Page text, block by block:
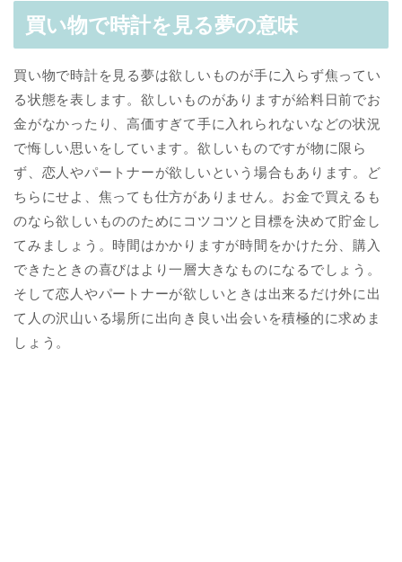
買い物で時計を見る夢の意味
買い物で時計を見る夢は欲しいものが手に入らず焦ってい
る状態を表します。欲しいものがありますが給料日前でお
金がなかったり、高価すぎて手に入れられないなどの状況
で悔しい思いをしています。欲しいものですが物に限ら
ず、恋人やパートナーが欲しいという場合もあります。ど
ちらにせよ、焦っても仕方がありません。お金で買えるも
のなら欲しいもののためにコツコツと目標を決めて貯金し
てみましょう。時間はかかりますが時間をかけた分、購入
できたときの喜びはより一層大きなものになるでしょう。
そして恋人やパートナーが欲しいときは出来るだけ外に出
て人の沢山いる場所に出向き良い出会いを積極的に求めま
しょう。